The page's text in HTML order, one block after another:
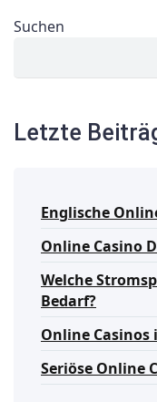
Suchen
Letzte
Englische
Online Casino
Welche
Bedarf?
Online Casinos
Seriöse Online